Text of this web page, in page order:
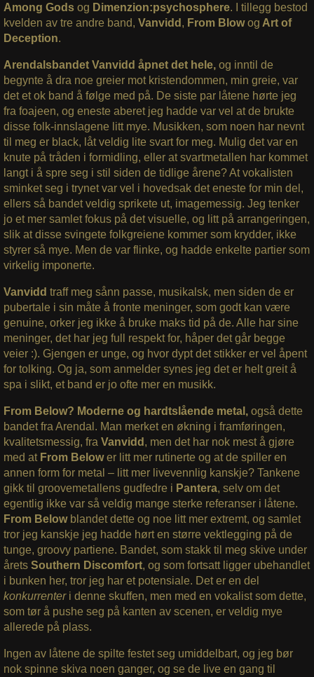
Among Godsog Dimenzion:psychosphere. I tillegg bestod
kvelden av tre andre band, Vanvidd , From Blowog Art of
Deception.
Arendalsbandet Vanvidd åpnet det hele, og inntil de
begynte å dra noe greier mot kristendommen, min greie, var
det et ok band å følge med på. De siste par låtene hørte jeg
fra foajeen, og eneste aberet jeg hadde var vel at de brukte
disse folk-innslagene litt mye. Musikken, som noen har nevnt
til meg er black, låt veldig lite svart for meg. Mulig det var en
knute på tråden i formidling, eller at svartmetallen har kommet
langt i å spre seg i stil siden de tidlige årene? At vokalisten
sminket seg i trynet var vel i hovedsak det eneste for min del,
ellers så bandet veldig sprikete ut, imagemessig. Jeg tenker
jo et mer samlet fokus på det visuelle, og litt på arrangeringen,
slik at disse svingete folkgreiene kommer som krydder, ikke
styrer så mye. Men de var flinke, og hadde enkelte partier som
virkelig imponerte.
Vanvidd traff meg sånn passe, musikalsk, men siden de er
pubertale i sin måte å fronte meninger, som godt kan være
genuine, orker jeg ikke å bruke maks tid på de. Alle har sine
meninger, det har jeg full respekt for, håper det går begge
veier :). Gjengen er unge, og hvor dypt det stikker er vel åpent
for tolking. Og ja, som anmelder synes jeg det er helt greit å
spa i slikt, et band er jo ofte mer en musikk.
From Below? Moderne og hardtslående metal, også dette
bandet fra Arendal. Man merket en økning i framføringen,
kvalitetsmessig, fra Vanvidd , men det har nok mest å gjøre
med at From Belower litt mer rutinerte og at de spiller en
annen form for metal – litt mer livevennlig kanskje? Tankene
gikk til groovemetallens gudfedre i Pantera, selv om det
egentlig ikke var så veldig mange sterke referanser i låtene.
From Below blandet dette og noe litt mer extremt, og samlet
tror jeg kanskje jeg hadde hørt en større vektlegging på de
tunge, groovy partiene. Bandet, som stakk til meg skive under
årets Southern Discomfort, og som fortsatt ligger ubehandlet
i bunken her, tror jeg har et potensiale. Det er en del
konkurrenteri denne skuffen, men med en vokalist som dette,
som tør å pushe seg på kanten av scenen, er veldig mye
allerede på plass.
Ingen av låtene de spilte festet seg umiddelbart, og jeg bør
nok spinne skiva noen ganger, og se de live en gang til